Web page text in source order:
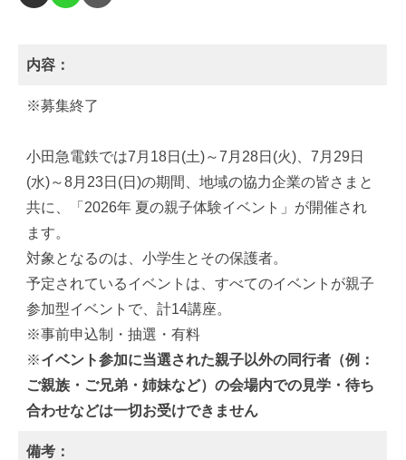
内容：
※募集終了
小田急電鉄では7月18日(土)～7月28日(火)、7月29日
(水)～8月23日(日)の期間、地域の協力企業の皆さまと
共に、「2026年 夏の親子体験イベント」が開催され
ます。
対象となるのは、小学生とその保護者。
予定されているイベントは、すべてのイベントが親子
参加型イベントで、計14講座。
※事前申込制・抽選・有料
※イベント参加に当選された親子以外の同行者（例：
ご親族・ご兄弟・姉妹など）の会場内での見学・待ち
合わせなどは一切お受けできません
備考：